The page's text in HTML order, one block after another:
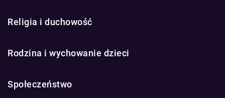
Religia i duchowość
Rodzina i wychowanie dzieci
Społeczeństwo